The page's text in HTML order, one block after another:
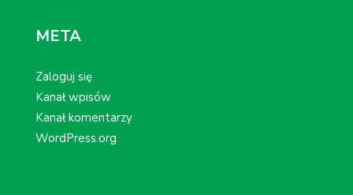
META
Zaloguj się
Kanał wpisów
Kanał komentarzy
WordPress.org